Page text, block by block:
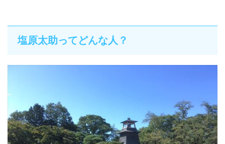
塩原太助ってどんな人？